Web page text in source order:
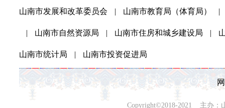
山南市发展和改革委员会 | 山南市教育局（体育局） |
| 山南市自然资源局 | 山南市住房和城乡建设局 |
山南市统计局 | 山南市投资促进局
Copyright©2018-2021 主办：